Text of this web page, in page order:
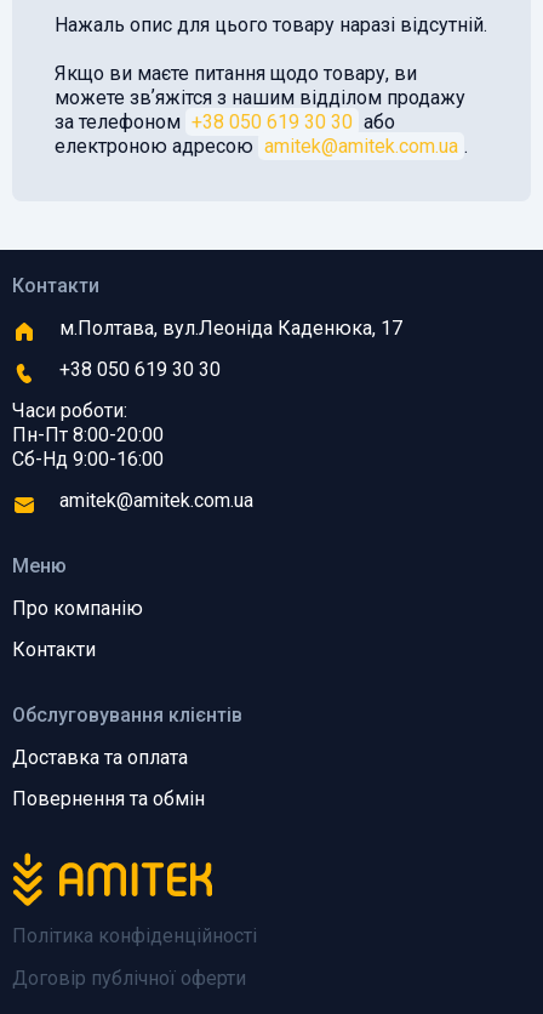
Нажаль опис для цього товару наразі відсутній.
Якщо ви маєте питання щодо товару, ви
можете звʼяжітся з нашим відділом продажу
за телефоном +38 050 619 30 30 або
електроною адресою amitek@amitek.com.ua .
Політика конфіденційності
Договір публічної оферти
Обслуговування клієнтів
Доставка та оплата
Повернення та обмін
Меню
Про компанію
Контакти
Контакти
м.Полтава, вул.Леоніда Каденюка, 17
+38 050 619 30 30
Часи роботи:
Пн-Пт 8:00-20:00
Сб-Нд 9:00-16:00
amitek@amitek.com.ua